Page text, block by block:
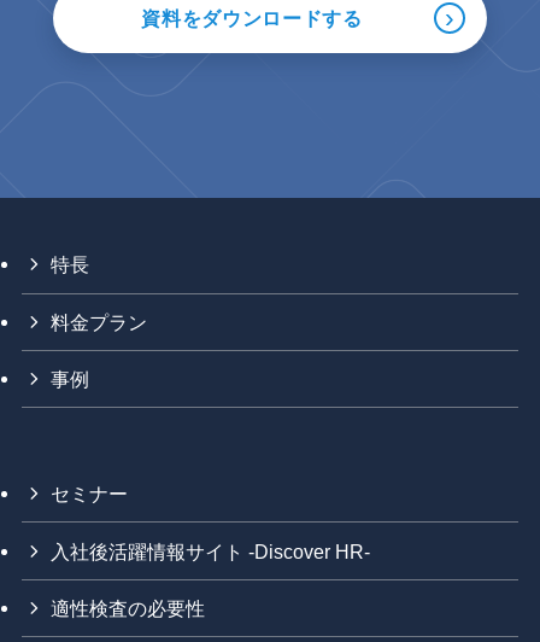
資料をダウンロードする ›
特長
料金プラン
事例
セミナー
入社後活躍情報サイト -Discover HR-
適性検査の必要性